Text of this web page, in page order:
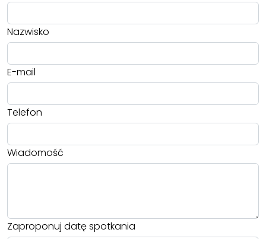
Nazwisko
E-mail
Telefon
Wiadomość
Zaproponuj datę spotkania